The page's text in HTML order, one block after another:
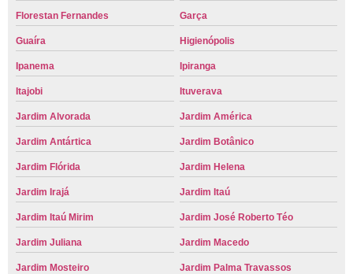
Florestan Fernandes Garça
Guaíra Higienópolis
Ipanema Ipiranga
Itajobi Ituverava
Jardim Alvorada Jardim América
Jardim Antártica Jardim Botânico
Jardim Flórida Jardim Helena
Jardim Irajá Jardim Itaú
Jardim Itaú Mirim Jardim José Roberto Téo
Jardim Juliana Jardim Macedo
Jardim Mosteiro Jardim Palma Travassos